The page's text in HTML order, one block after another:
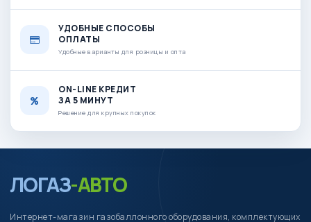
УДОБНЫЕ СПОСОБЫ
ОПЛАТЫ
Удобные варианты для розницы и опта
ON-LINE КРЕДИТ
ЗА 5 МИНУТ
Решение для крупных покупок
ЛОГАЗ-АВТО
Интернет-магазин газобаллонного оборудования, комплектующих